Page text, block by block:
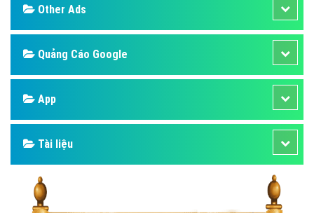
Other Ads
Quảng Cáo Google
App
Tài liệu